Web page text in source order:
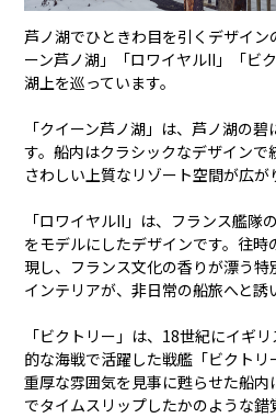
芦ノ湖でひときわ目を引くデザイ
ーン芦ノ湖」「ロワイヤルII」「ビ
湖上を巡っています。
「クイーン芦ノ湖」は、芦ノ湖の
す。船内はクラシックなデザイン
さわしい上質なリゾート空間が広が
「ロワイヤルII」は、フランス艦隊
をモデルにしたデザインです。往
現し、フランス文化の香りが漂う
インテリアが、非日常の船旅へと誘
「ビクトリー」は、18世紀にイギ
的な海戦で活躍した戦艦「ビクト
重厚な雰囲気を見事に甦らせた船内
でタイムスリップしたかのような錯